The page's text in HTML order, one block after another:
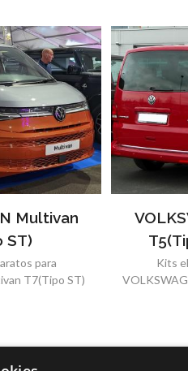
Multivan
ST)
para
T7(Tipo ST)
Kits